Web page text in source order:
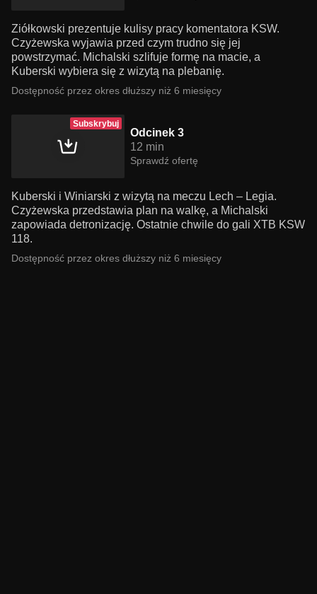
Ziółkowski prezentuje kulisy pracy komentatora KSW.
Czyżewska wyjawia przed czym trudno się jej
powstrzymać. Michalski szlifuje formę na macie, a
Kuberski wybiera się z wizytą na plebanię.
Dostępność przez okres dłuższy niż 6 miesięcy
Subskrybuj
Odcinek 3
12 min
Sprawdź ofertę
Kuberski i Winiarski z wizytą na meczu Lech – Legia.
Czyżewska przedstawia plan na walkę, a Michalski
zapowiada detronizację. Ostatnie chwile do gali XTB KSW
118.
Dostępność przez okres dłuższy niż 6 miesięcy